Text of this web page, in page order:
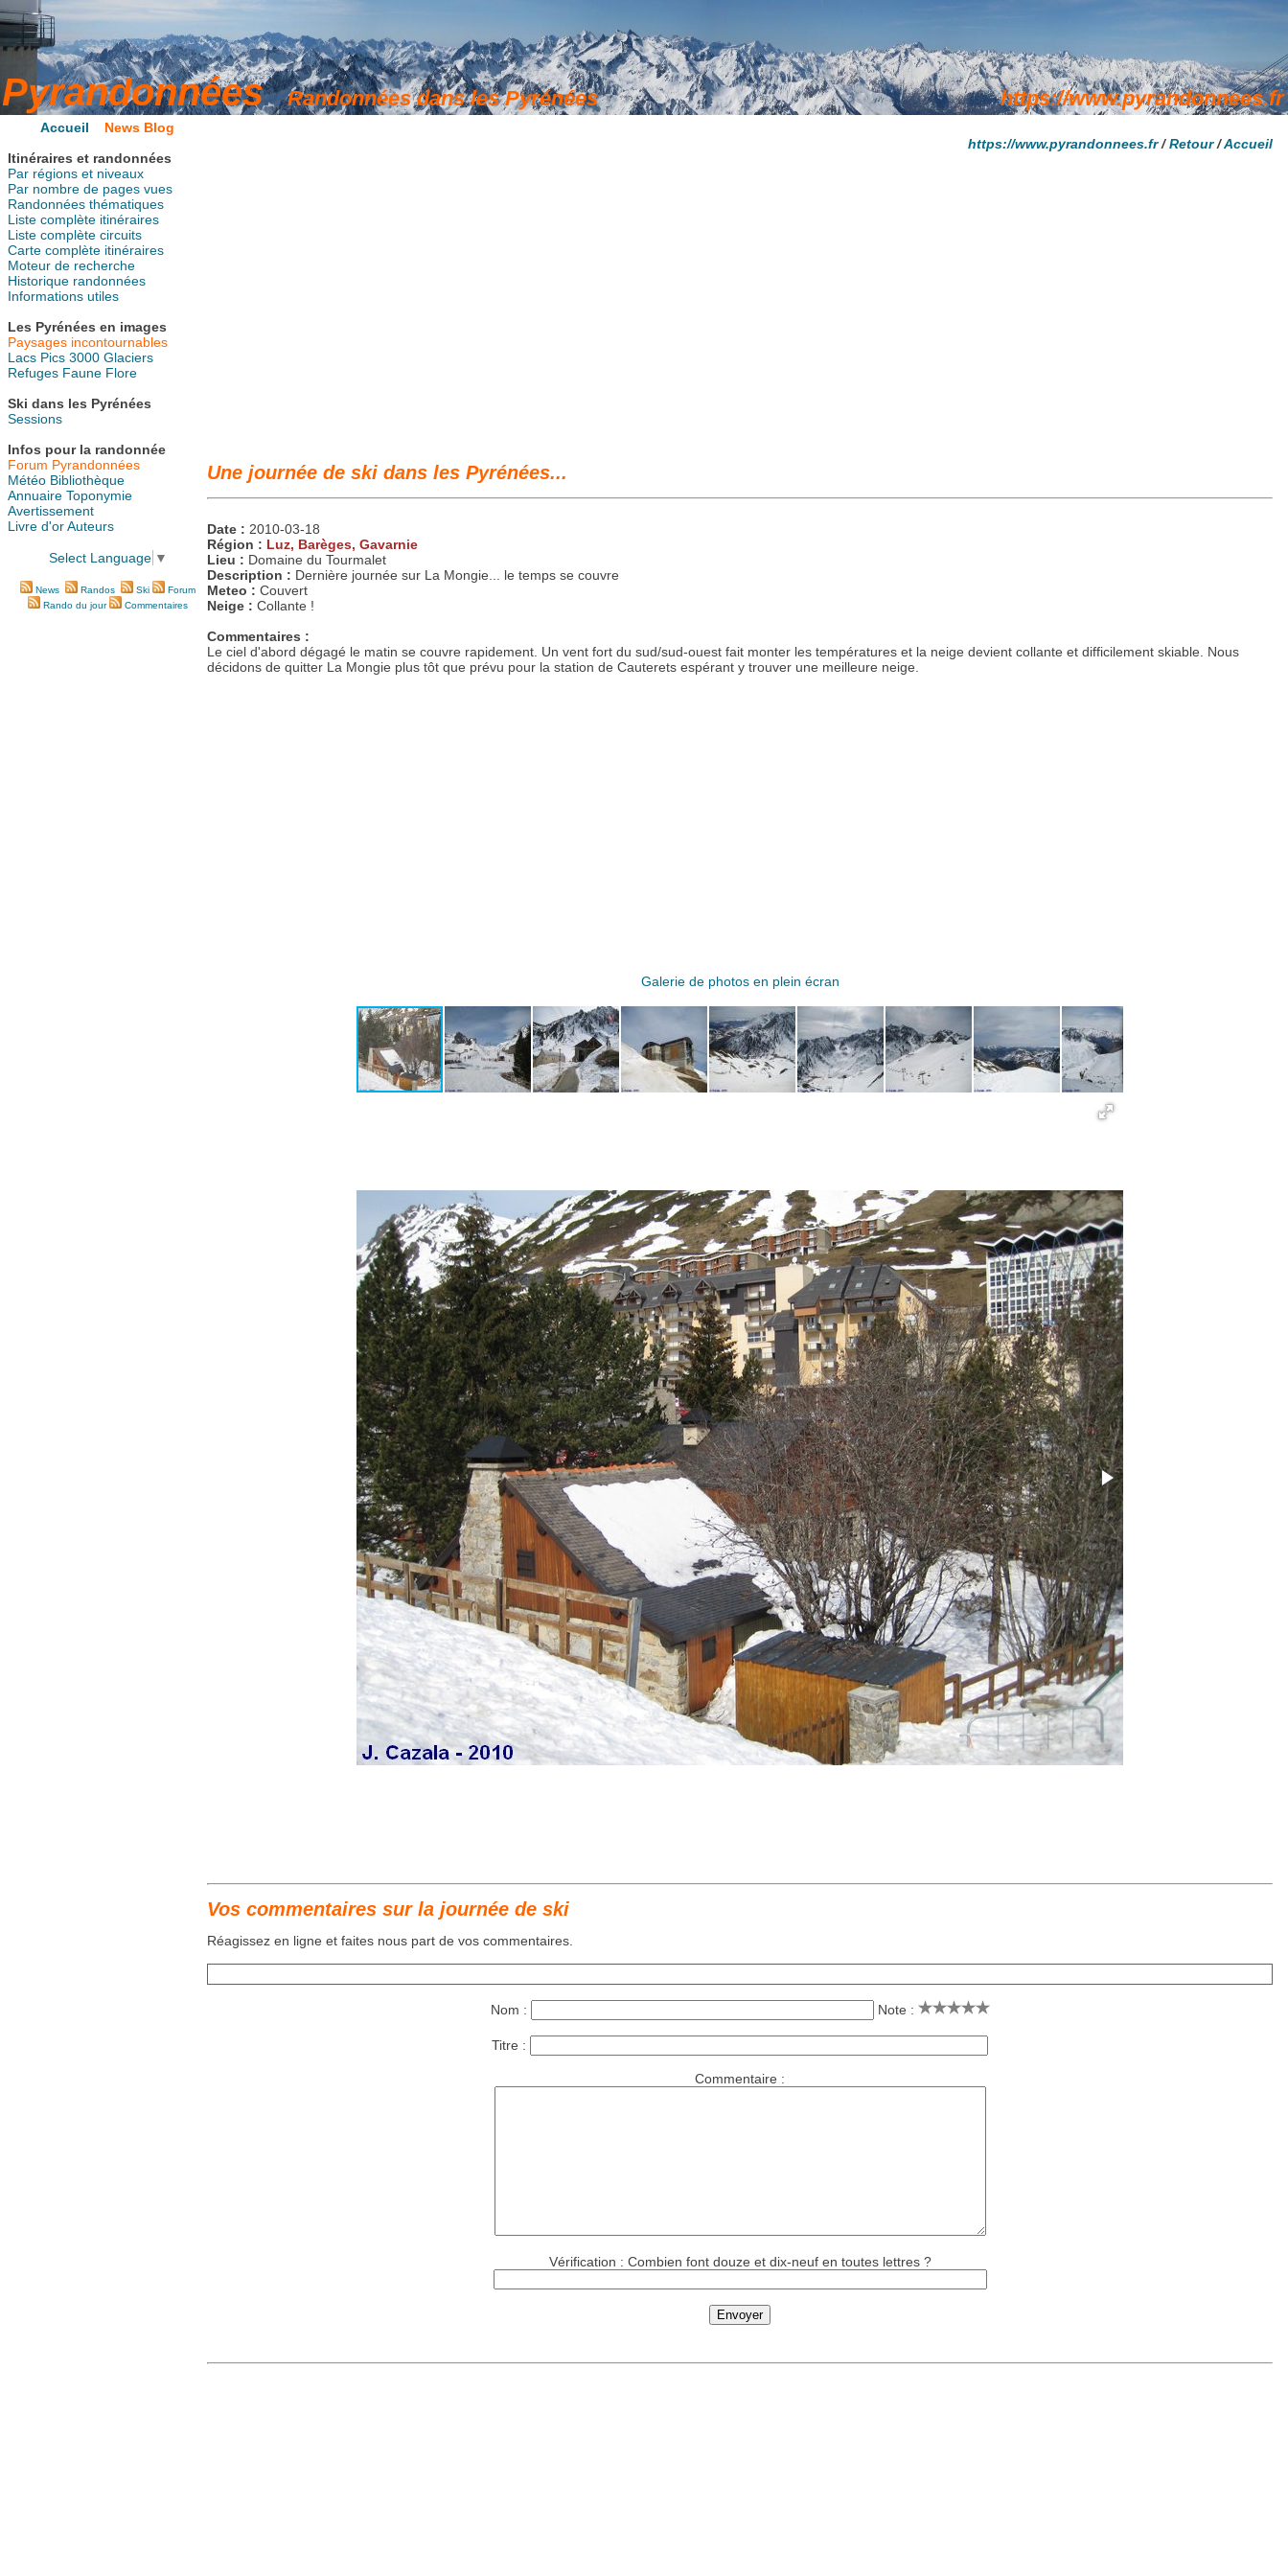
Accueil
News Blog
Itinéraires et randonnées
Par régions et niveaux
Par nombre de pages vues
Randonnées thématiques
Liste complète itinéraires
Liste complète circuits
Carte complète itinéraires
Moteur de recherche
Historique randonnées
Informations utiles
Les Pyrénées en images
Paysages incontournables
Lacs Pics 3000 Glaciers
Refuges Faune Flore
Ski dans les Pyrénées
Sessions
Infos pour la randonnée
Forum Pyrandonnées
Météo Bibliothèque
Annuaire Toponymie
Avertissement
Livre d'orAuteurs
Select Language ▼
News Randos Ski
Forum
Rando du jour
Commentaires
https://www.pyrandonnees.fr/Retour/Accueil
Une journée de ski dans les Pyrénées...
Date : 2010-03-18
Région : Luz, Barèges, Gavarnie
Lieu : Domaine du Tourmalet
Description : Dernière journée sur La Mongie... le temps se couvre
Meteo : Couvert
Neige : Collante !
Commentaires :
Le ciel d'abord dégagé le matin se couvre rapidement. Un vent fort du sud/sud-ouest fait monter les températures et la neige devient collante et difficilement skiable. Nous
décidons de quitter La Mongie plus tôt que prévu pour la station de Cauterets espérant y trouver une meilleure neige.
Galerie de photos en plein écran
Vos commentaires sur la journée de ski
Réagissez en ligne et faites nous part de vos commentaires.
Nom : Note :
Titre :
Commentaire :
Vérification : Combien font douze et dix-neuf en toutes lettres ?